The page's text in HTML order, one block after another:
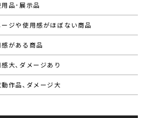
品･展示品
ージや使用感がほぼない商品
がある商品
大､ダメージあり
作品､ダメージ大